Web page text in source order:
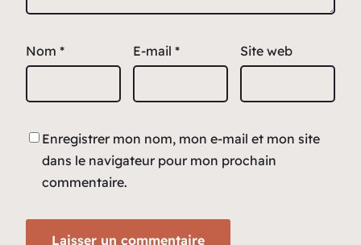
Nom * E-mail * Site web
Enregistrer mon nom, mon e-mail et mon site
dans le navigateur pour mon prochain
commentaire.